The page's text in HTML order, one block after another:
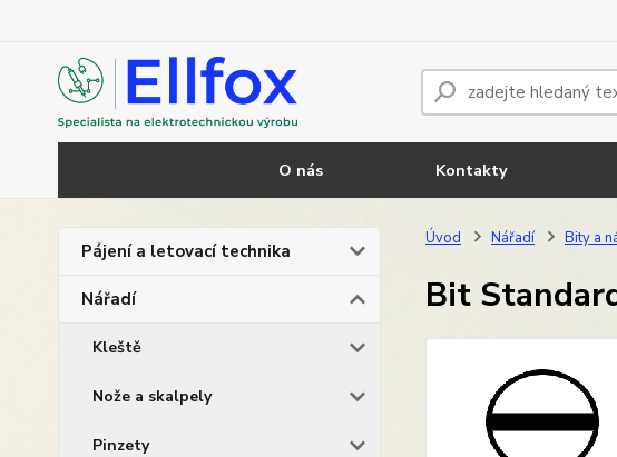
O nás Kontakty
Pájení a letovací technika
Nářadí
Kleště
Nože a skalpely
Pinzety
Úvod Nářadí Bity a
Bit